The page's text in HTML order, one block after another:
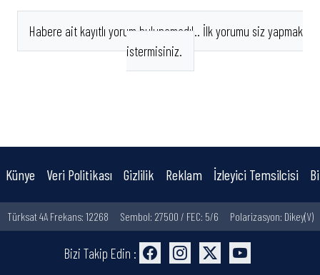
Habere ait kayıtlı yorum bulunamadı!.. İlk yorumu siz yapmak
istermisiniz.
Künye Veri Politikası Gizlilik Reklam İzleyici Temsilcisi
Türksat 4A Frekans: 12268 Sembol: 27500 / FEC: 5/6 Polarizasyon: Dikey(V)
Bizi Takip Edin :